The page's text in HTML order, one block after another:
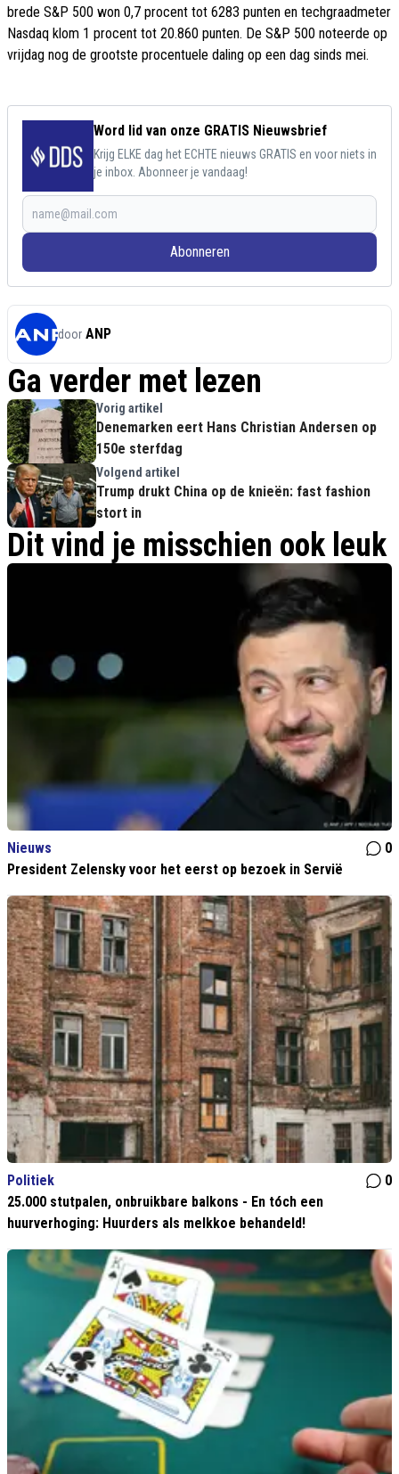
brede S&P 500 won 0,7 procent tot 6283 punten en techgraadmeter
Nasdaq klom 1 procent tot 20.860 punten. De S&P 500 noteerde op
vrijdag nog de grootste procentuele daling op een dag sinds mei.
Word lid van onze GRATIS Nieuwsbrief
Krijg ELKE dag het ECHTE nieuws GRATIS en voor niets in
je inbox. Abonneer je vandaag!
Abonneren
door ANP
Ga verder met lezen
Vorig artikel
Denemarken eert Hans Christian Andersen op
150e sterfdag
Volgend artikel
Trump drukt China op de knieën: fast fashion
stort in
Dit vind je misschien ook leuk
Nieuws
0
President Zelensky voor het eerst op bezoek in Servië
Politiek
0
25.000 stutpalen, onbruikbare balkons - En tóch een
huurverhoging: Huurders als melkkoe behandeld!